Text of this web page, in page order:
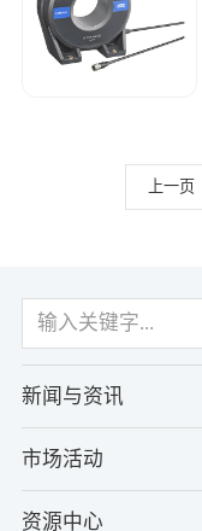
上一页
新闻与资讯
市场活动
资源中心